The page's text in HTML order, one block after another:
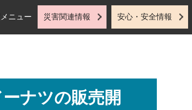
ニュー 災害関連情報 安心・安全情報
ナツの販売開